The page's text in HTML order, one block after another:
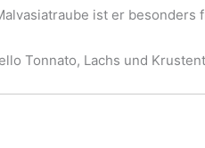
ist er
Tonnato, Lachs und